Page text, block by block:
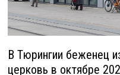
В Тюрингии беженец
церковь в октябре